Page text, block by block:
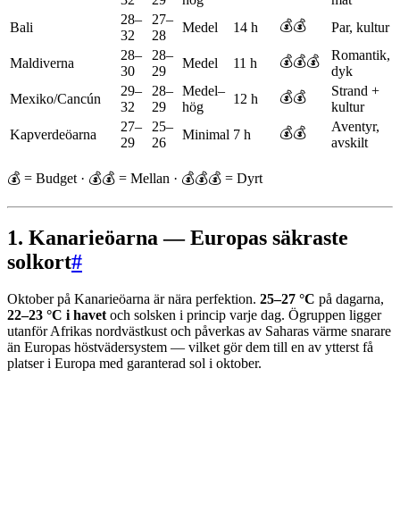
Bali
28–
32
27–
28
Medel 14 h 💰💰 Par, kultur
Maldiverna
28–
30
28–
29
Medel 11 h 💰💰💰
Romantik,
dyk
Mexiko/Cancún
29–
32
28–
29
Medel–
hög
12 h 💰💰
Strand +
kultur
Kapverdeöarna
27–
29
25–
26
Minimal 7 h 💰💰
Aventyr,
avskilt
💰 = Budget · 💰💰 = Mellan · 💰💰💰 = Dyrt
1. Kanarieöarna — Europas säkraste
solkort#
Oktober på Kanarieöarna är nära perfektion. 25–27 °C på dagarna,
22–23 °C i havetoch solsken i princip varje dag. Ögruppen ligger
utanför Afrikas nordvästkust och påverkas av Saharas värme snarare
än Europas höstvädersystem — vilket gör dem till en av ytterst få
platser i Europa med garanterad sol i oktober.